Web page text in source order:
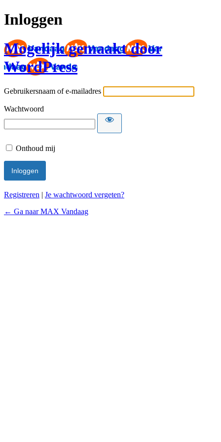
Inloggen
Mogelijk gemaakt door
WordPress
Gebruikersnaam of e-mailadres
Wachtwoord
Onthoud mij
Registreren | Je wachtwoord vergeten?
← Ga naar MAX Vandaag